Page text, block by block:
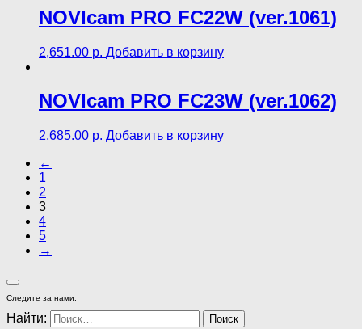
NOVIcam PRO FC22W (ver.1061)
2,651.00 р. Добавить в корзину
NOVIcam PRO FC23W (ver.1062)
2,685.00 р. Добавить в корзину
←
1
2
3
4
5
→
Следите за нами:
Найти: